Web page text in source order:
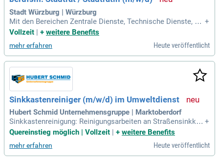
Stadt Würzburg | Würzburg
Mit den Bereichen Zentrale Dienste, Technische Dienste, Ab
falldienste sowie Straßenreinigung und Winterdienst; (auf di
de/rathaus/organisationsplan wird hingewiesen; eine Änder
ung des Geschäftsbereichs
+
Vollzeit | + weitere Benefits
mehr erfahren Heute veröffentlicht
Sinkkastenreiniger (m/w/d) im Umweltdienst
Hubert Schmid Unternehmensgruppe | Marktoberdorf
Sinkkastenreinigung: Reinigungsarbeiten an Straßensinkkäs
ten durchführen; Serviceleistungen: Straßensinkkästen wart
en und Funktionalität sicherstellen; Fahrzeugpflege: Arbeits
geräte und Fahrzeuge pflegen und instandhalten. Dein Profil.
+
Quereinstieg möglich | Vollzeit | + weitere Benefits
mehr erfahren Heute veröffentlicht